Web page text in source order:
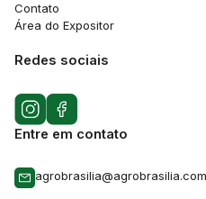
Contato
Área do Expositor
Redes sociais
Entre em contato